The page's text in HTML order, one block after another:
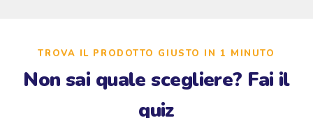
TROVA IL PRODOTTO GIUSTO IN 1 MINUTO
Non sai quale scegliere? Fai il
quiz